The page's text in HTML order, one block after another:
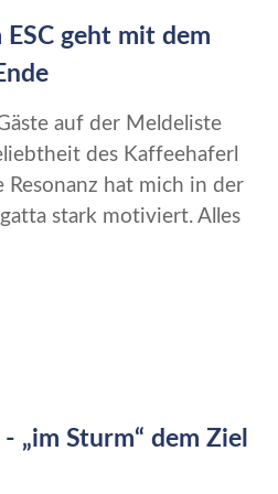
ESC geht mit dem
auf der Meldeliste
des Kaffeehaferl
Resonanz hat mich in der
stark motiviert. Alles
„im Sturm“ dem Ziel